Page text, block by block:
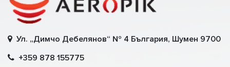
Ул. „Димчо Дебелянов“ № 4 България, Шумен 9700
+359 878 155775